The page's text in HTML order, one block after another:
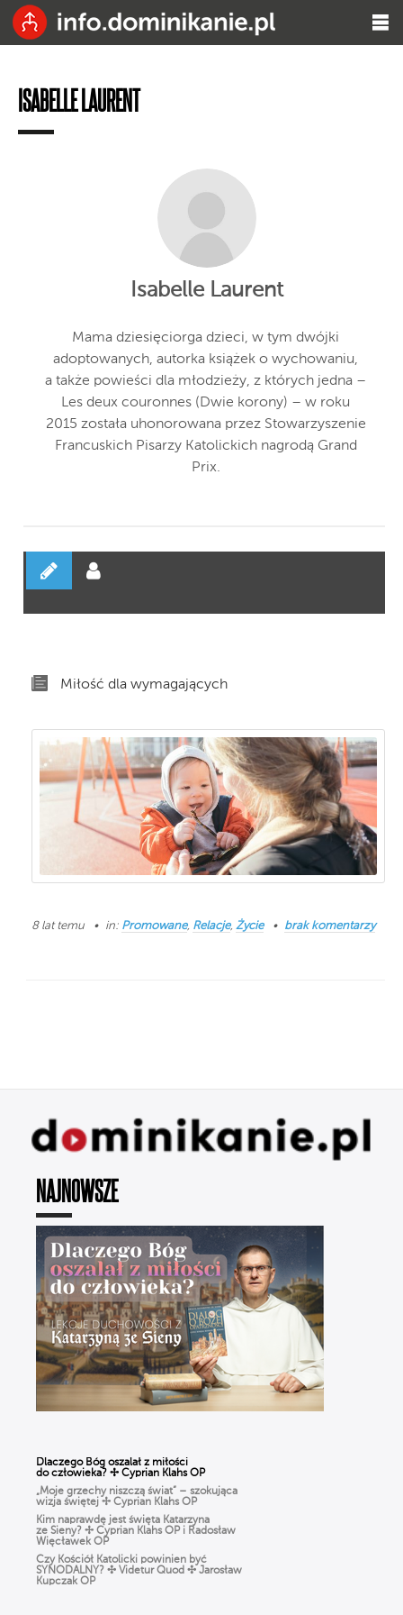
ISABELLE LAURENT
Isabelle Laurent
Mama dziesięciorga dzieci, w tym dwójki
adoptowanych, autorka książek o wychowaniu,
a także powieści dla młodzieży, z których jedna –
Les deux couronnes (Dwie korony) – w roku
2015 została uhonorowana przez Stowarzyszenie
Francuskich Pisarzy Katolickich nagrodą Grand
Prix.
Miłość dla wymagających
8 lat temu in: Promowane, Relacje, Życie brak komentarzy
NAJNOWSZE
Dlaczego Bóg oszalał z miłości
do człowieka? ✢ Cyprian Klahs OP
„Moje grzechy niszczą świat” – szokująca
wizja świętej ✢ Cyprian Klahs OP
Kim naprawdę jest święta Katarzyna
ze Sieny? ✢ Cyprian Klahs OP i Radosław
Więcławek OP
Czy Kościół Katolicki powinien być
SYNODALNY? ✣ Videtur Quod ✣ Jarosław
Kupczak OP